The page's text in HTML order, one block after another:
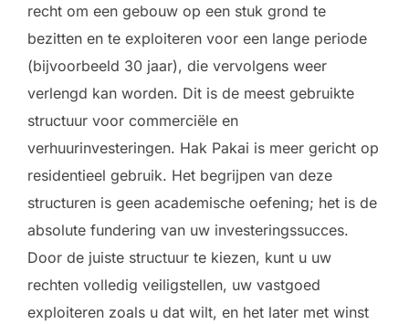
recht om een gebouw op een stuk grond te
bezitten en te exploiteren voor een lange periode
(bijvoorbeeld 30 jaar), die vervolgens weer
verlengd kan worden. Dit is de meest gebruikte
structuur voor commerciële en
verhuurinvesteringen. Hak Pakai is meer gericht op
residentieel gebruik. Het begrijpen van deze
structuren is geen academische oefening; het is de
absolute fundering van uw investeringssucces.
Door de juiste structuur te kiezen, kunt u uw
rechten volledig veiligstellen, uw vastgoed
exploiteren zoals u dat wilt, en het later met winst